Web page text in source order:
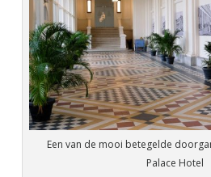
Een van de mooi betegelde
Palace Hotel